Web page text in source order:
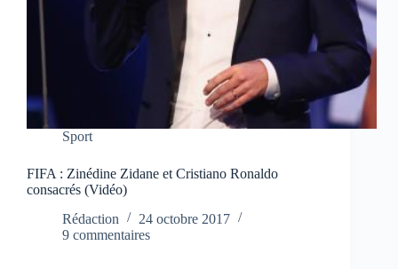
Sport
FIFA : Zinédine Zidane et Cristiano Ronaldo
consacrés (Vidéo)
Rédaction
24 octobre 2017
9 commentaires